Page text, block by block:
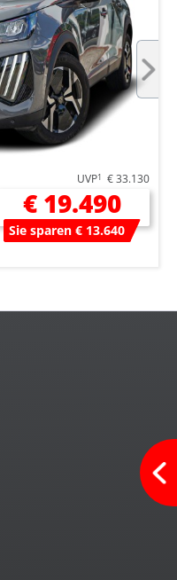
UVP1 € 33.130
€ 19.490
Sie sparen € 13.640